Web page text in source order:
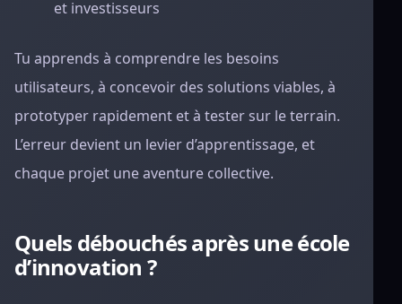
et investisseurs
Tu apprends à comprendre les besoins
utilisateurs, à concevoir des solutions viables, à
prototyper rapidement et à tester sur le terrain.
L’erreur devient un levier d’apprentissage, et
chaque projet une aventure collective.
Quels débouchés après une école
d’innovation ?